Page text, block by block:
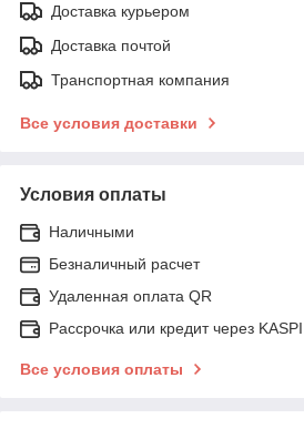
Доставка курьером
Доставка почтой
Транспортная компания
Все условия доставки
Условия оплаты
Наличными
Безналичный расчет
Удаленная оплата QR
Рассрочка или кредит через KASPI
Все условия оплаты